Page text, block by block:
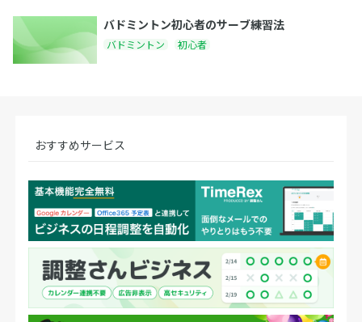
バドミントン初心者のサーブ練習法
バドミントン 初心者
おすすめサービス